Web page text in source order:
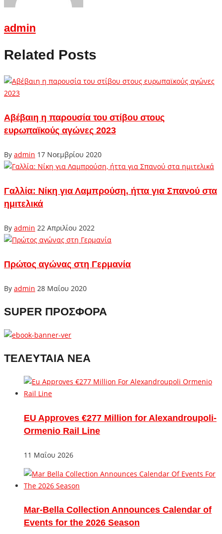
admin
Related Posts
Αβέβαιη η παρουσία του στίβου στους
ευρωπαϊκούς αγώνες 2023
By admin 17 Νοεμβρίου 2020
Γαλλία: Νίκη για Λαμπρούση, ήττα για Σπανού στα
ημιτελικά
By admin 22 Απριλίου 2022
Πρώτος αγώνας στη Γερμανία
By admin 28 Μαΐου 2020
SUPER ΠΡΟΣΦΟΡΑ
ΤΕΛΕΥΤΑΙΑ ΝΕΑ
EU Approves €277 Million for Alexandroupoli-
Ormenio Rail Line
11 Μαΐου 2026
Mar-Bella Collection Announces Calendar of
Events for the 2026 Season